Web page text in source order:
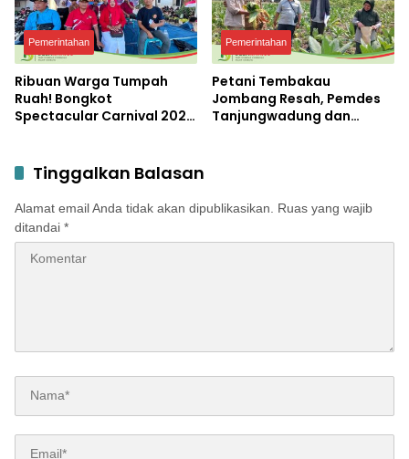
Pemerintahan
Ribuan Warga Tumpah
Ruah! Bongkot
Spectacular Carnival 2026
Pemerintahan
Petani Tembakau
Jombang Resah, Pemdes
Tanjungwadung dan
Tinggalkan Balasan
Alamat email Anda tidak akan dipublikasikan.
Ruas yang wajib
ditandai *